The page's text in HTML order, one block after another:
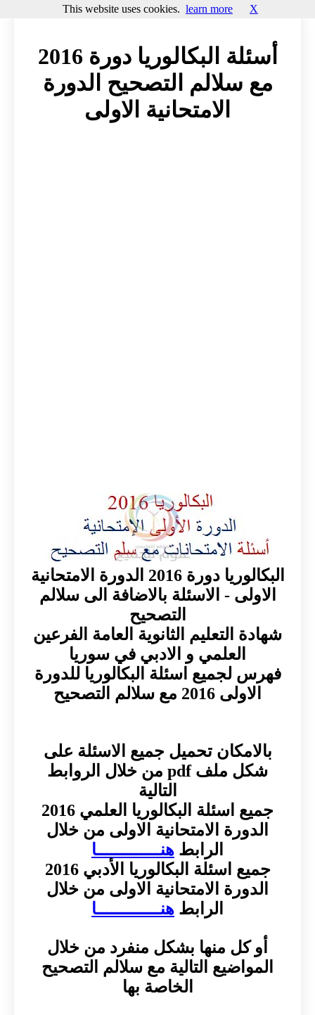
أسئلة البكالوريا دورة 2016
مع سلالم التصحيح الدورة
الامتحانية الاولى
البكالوريا دورة 2016 الدورة الامتحانية
الاولى - الاسئلة بالاضافة الى سلالم
التصحيح
شهادة التعليم الثانوية العامة الفرعين
العلمي و الادبي في سوريا
فهرس لجميع اسئلة البكالوريا للدورة
الاولى 2016 مع سلالم التصحيح
بالامكان تحميل جميع الاسئلة على
شكل ملف pdf من خلال الروابط
التالية
جميع اسئلة البكالوريا العلمي 2016
الدورة الامتحانية الاولى من خلال
الرابط هنـــــــــــــا
جميع اسئلة البكالوريا الأدبي 2016
الدورة الامتحانية الاولى من خلال
الرابط هنـــــــــــــا
أو كل منها بشكل منفرد من خلال
المواضيع التالية مع سلالم التصحيح
الخاصة بها
This website uses cookies. learn more X